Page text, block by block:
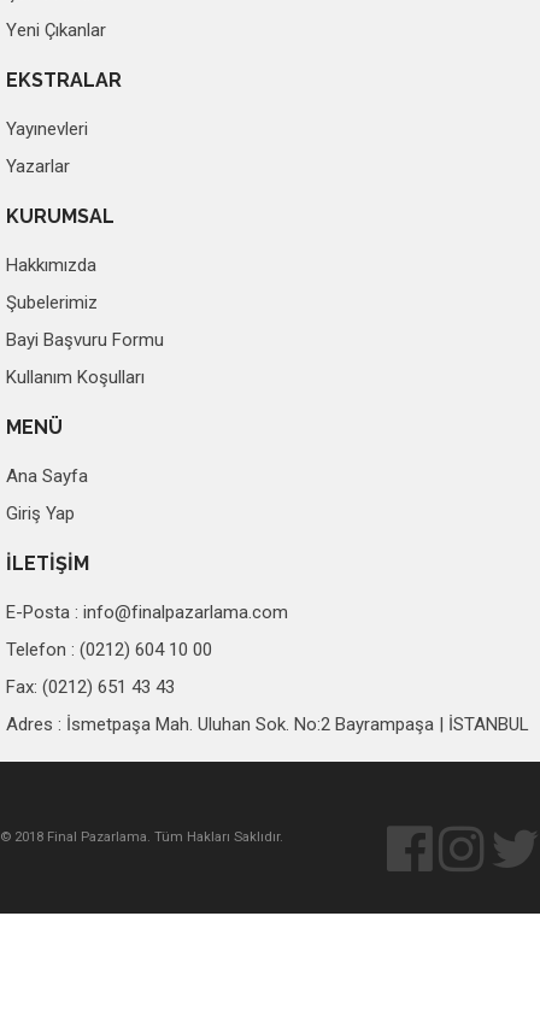
Yeni Çıkanlar
EKSTRALAR
Yayınevleri
Yazarlar
KURUMSAL
Hakkımızda
Şubelerimiz
Bayi Başvuru Formu
Kullanım Koşulları
MENÜ
Ana Sayfa
Giriş Yap
İLETİŞİM
E-Posta : info@finalpazarlama.com
Telefon : (0212) 604 10 00
Fax: (0212) 651 43 43
Adres : İsmetpaşa Mah. Uluhan Sok. No:2 Bayrampaşa | İSTANBUL
© 2018 Final Pazarlama. Tüm Hakları Saklıdır.